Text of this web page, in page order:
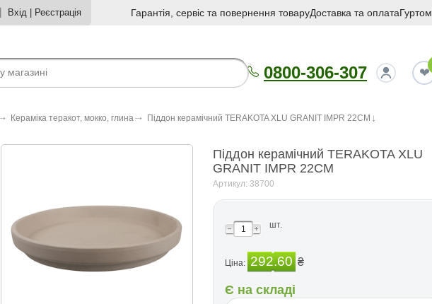
Вхід Реєстрація Гарантія, сервіс та повернення товаруДоставка та оплатаГуртом
0800-306-307
Кераміка теракот, мокко, глина Піддон керамічний TERAKOTA XLU GRANIT IMPR 22CM
Піддон керамічний TERAKOTA XLU
GRANIT IMPR 22CM
Артикул: 38700
шт.
Ціна: 292.60 ₴
Є на складі